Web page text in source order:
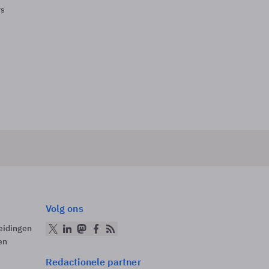
Volg ons
Redactionele partner